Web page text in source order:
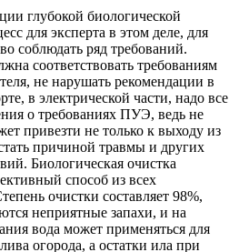
глубокой биологической
для эксперта в этом деле, для
соблюдать ряд требований.
соответствовать требованиям
не нарушать рекомендации в
в электрической части, надо все
о требованиях ПУЭ, ведь не
привезти не только к выходу из
причиной травмы и других
Биологическая очистка
способ из всех
очистки составляет 98%,
неприятные запахи, и на
вода может применяться для
огорода, а остатки ила при